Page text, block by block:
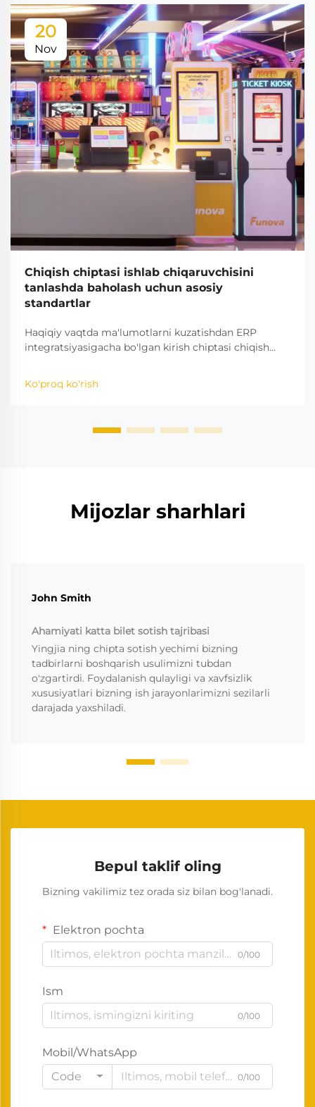
20
Nov
Chiqish chiptasi ishlab chiqaruvchisini
tanlashda baholash uchun asosiy
standartlar
Haqiqiy vaqtda ma'lumotlarni kuzatishdan ERP
integratsiyasigacha bo'lgan kirish chiptasi chiqish
kamaytiring — operatsiyalaringizni kelajakka tayyor
Ko'proq ko'rish
Mijozlar sharhlari
John Smith
Ahamiyati katta bilet sotish tajribasi
Yingjia ning chipta sotish yechimi bizning
tadbirlarni boshqarish usulimizni tubdan
o'zgartirdi. Foydalanish qulayligi va xavfsizlik
xususiyatlari bizning ish jarayonlarimizni sezilarli
darajada yaxshiladi.
Bepul taklif oling
Bizning vakilimiz tez orada siz bilan bog'lanadi.
Elektron pochta
0/100
Ism
0/100
Mobil/WhatsApp
Code
0/100